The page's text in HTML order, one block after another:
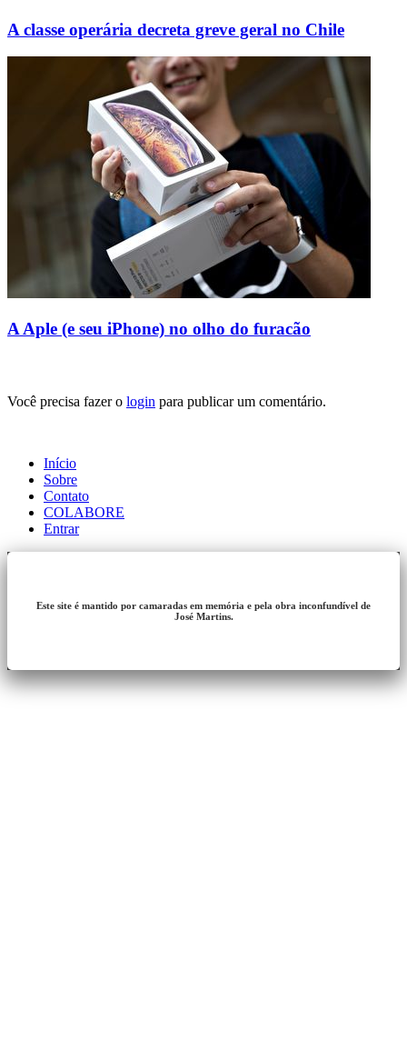
A classe operária decreta greve geral no Chile
A Aple (e seu iPhone) no olho do furacão
Você precisa fazer o login para publicar um comentário.
Início
Sobre
Contato
COLABORE
Entrar
Este site é mantido por camaradas em memória e pela obra inconfundível de
José Martins.